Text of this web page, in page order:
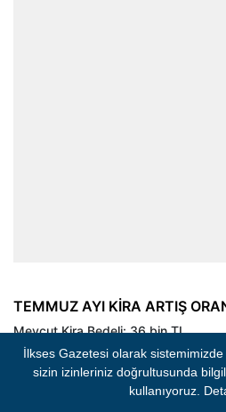
TEMMUZ AYI KİRA ARTIŞ
Mevcut Kira Bedeli: 36 bin TL
Kira Artışı Yapılacak Ay: Temmuz
Girdiğiniz Artış Oranı: Yüzde 32,03
İlkses Gazetesi olarak
sizin izinleriniz doğrultusunda
kullanıyoruz.